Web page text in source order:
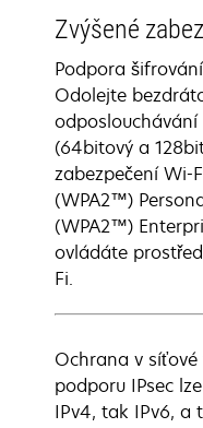
Zvýšené
Podpora
Odolejte
(64bitový a
zabezpečení Wi-
(WPA2™)
(WPA2™)
ovládáte
Fi.
Ochrana v
podporu IPsec
IPv4, tak IPv6, a